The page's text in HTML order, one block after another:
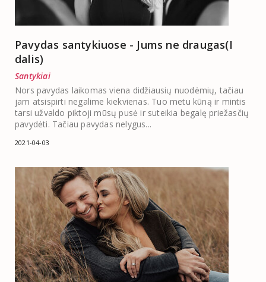
Pavydas santykiuose - Jums ne draugas(I
dalis)
Santykiai
Nors pavydas laikomas viena didžiausių nuodėmių, tačiau
jam atsispirti negalime kiekvienas. Tuo metu kūną ir mintis
tarsi užvaldo piktoji mūsų pusė ir suteikia begalę priežasčių
pavydėti. Tačiau pavydas nelygus...
2021-04-03